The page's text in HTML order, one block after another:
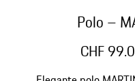
Polo –
CHF